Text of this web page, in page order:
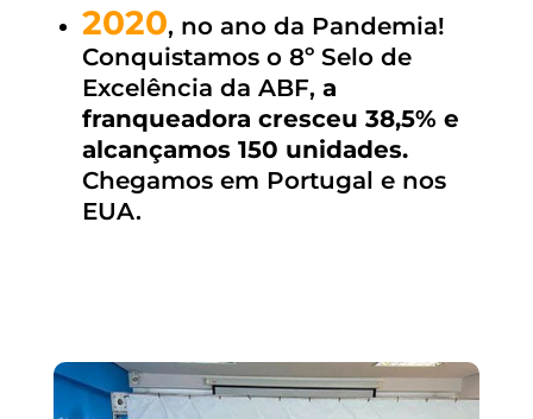
2020, no ano da Pandemia!
Conquistamos o 8º Selo de
Excelência da ABF, a
franqueadora cresceu 38,5% e
alcançamos 150 unidades.
Chegamos em Portugal e nos
EUA.